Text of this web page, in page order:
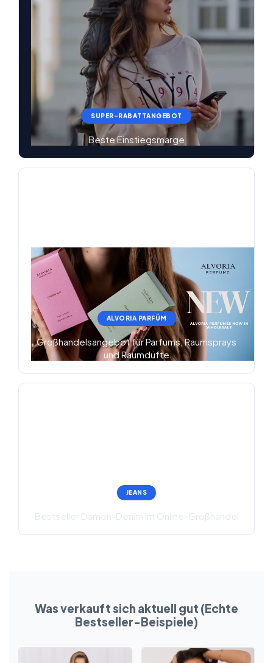
SUPER-RABATTANGEBOT
Beste Einstiegsmarge
ALVORIA PARFÜM
Großhandelsangebot für Parfums, Raumsprays
und Raumdüfte
JEANS
Bestseller Damen-Denim im Online-Großhandel
Was verkauft sich aktuell gut (Echte
Bestseller-Beispiele)